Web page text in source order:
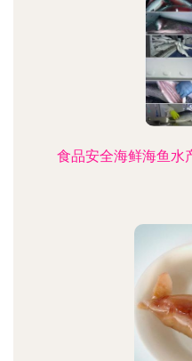
食品安全海鲜海鱼水